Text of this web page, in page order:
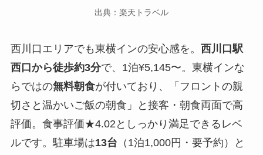
出典：楽天トラベル
西川口エリアでも東横インの安心感を。 西川口駅
西口から徒歩約3分で、1泊¥5,145〜。東横インな
らではの無料朝食が付いており、「フロントの親
切さと温かいご飯の朝食」と接客・朝食両面で高
評価。食事評価★4.02としっかり満足できるレベ
ルです。駐車場は13台 （1泊1,000円・要予約）と